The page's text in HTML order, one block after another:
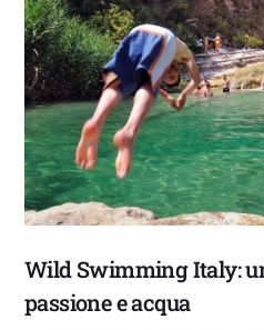
Wild Swimming Italy:
passione e acqua